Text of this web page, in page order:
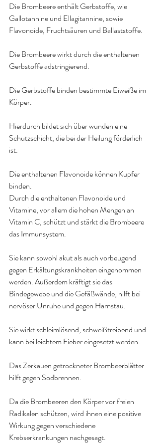
Die Brombeere enthält Gerbstoffe, wie
Gallotannine und Ellagitannine, sowie
Flavonoide, Fruchtsäuren und Ballaststoffe.
Die Brombeere wirkt durch die enthaltenen
Gerbstoffe adstringierend.
Die Gerbstoffe binden bestimmte Eiweiße im
Körper.
Hierdurch bildet sich über wunden eine
Schutzschicht, die bei der Heilung förderlich
ist.
Die enthaltenen Flavonoide können Kupfer
binden.
Durch die enthaltenen Flavonoide und
Vitamine, vor allem die hohen Mengen an
Vitamin C, schützt und stärkt die Brombeere
das Immunsystem.
Sie kann sowohl akut als auch vorbeugend
gegen Erkältungskrankheiten eingenommen
werden. Außerdem kräftigt sie das
Bindegewebe und die Gefäßwände, hilft bei
nervöser Unruhe und gegen Harnstau.
Sie wirkt schleimlösend, schweißtreibend und
kann bei leichtem Fieber eingesetzt werden.
Das Zerkauen getrockneter Brombeerblätter
hilft gegen Sodbrennen.
Da die Brombeeren den Körper vor freien
Radikalen schützen, wird ihnen eine positive
Wirkung gegen verschiedene
Krebserkrankungen nachgesagt.